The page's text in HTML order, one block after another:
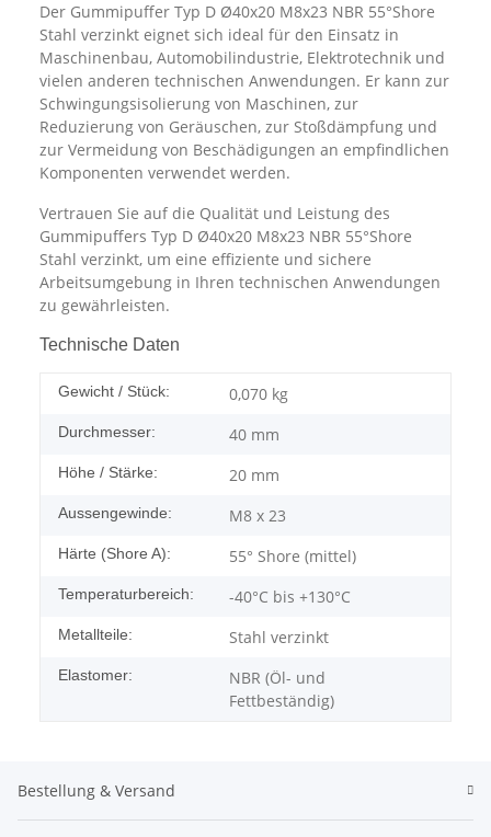
Der Gummipuffer Typ D Ø40x20 M8x23 NBR 55°Shore
Stahl verzinkt eignet sich ideal für den Einsatz in
Maschinenbau, Automobilindustrie, Elektrotechnik und
vielen anderen technischen Anwendungen. Er kann zur
Schwingungsisolierung von Maschinen, zur
Reduzierung von Geräuschen, zur Stoßdämpfung und
zur Vermeidung von Beschädigungen an empfindlichen
Komponenten verwendet werden.
Vertrauen Sie auf die Qualität und Leistung des
Gummipuffers Typ D Ø40x20 M8x23 NBR 55°Shore
Stahl verzinkt, um eine effiziente und sichere
Arbeitsumgebung in Ihren technischen Anwendungen
zu gewährleisten.
Technische Daten
Gewicht / Stück: 0,070 kg
Durchmesser: 40 mm
Höhe / Stärke: 20 mm
Aussengewinde: M8 x 23
Härte (Shore A): 55° Shore (mittel)
Temperaturbereich: -40°C bis +130°C
Metallteile: Stahl verzinkt
Elastomer:
NBR (Öl- und
Fettbeständig)
Bestellung & Versand